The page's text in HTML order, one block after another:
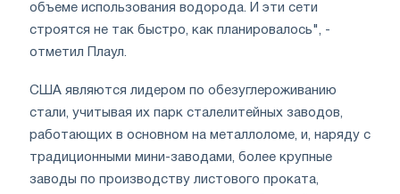
объеме использования водорода. И эти сети
строятся не так быстро, как планировалось", -
отметил Плаул.
США являются лидером по обезуглероживанию
стали, учитывая их парк сталелитейных заводов,
работающих в основном на металлоломе, и, наряду с
традиционными мини-заводами, более крупные
заводы по производству листового проката,